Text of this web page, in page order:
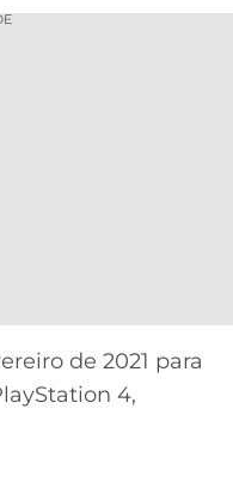
de 2021 para
4,